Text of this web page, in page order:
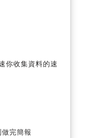
你收集資料的速
完簡報